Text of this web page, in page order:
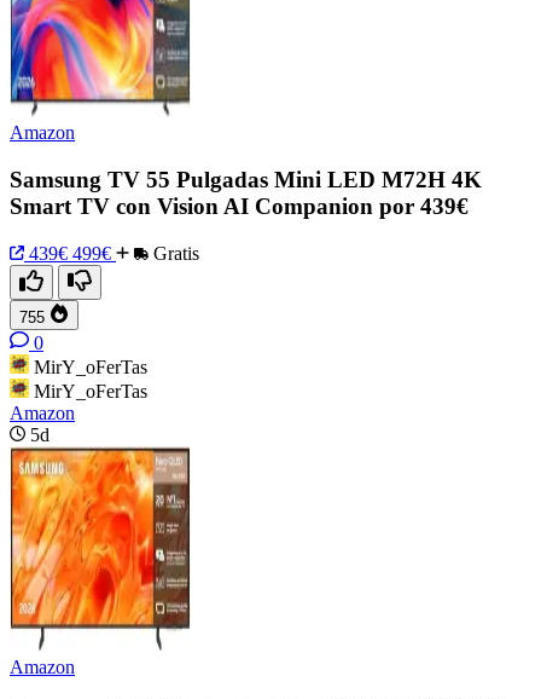
Amazon
Samsung TV 55 Pulgadas Mini LED M72H 4K
Smart TV con Vision AI Companion por 439€
439€ 499€ Gratis
755
0
MirY_oFerTas
MirY_oFerTas
Amazon
5d
Amazon